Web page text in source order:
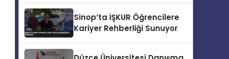
Sinop’ta İŞKUR Öğrencilere
Kariyer Rehberliği Sunuyor